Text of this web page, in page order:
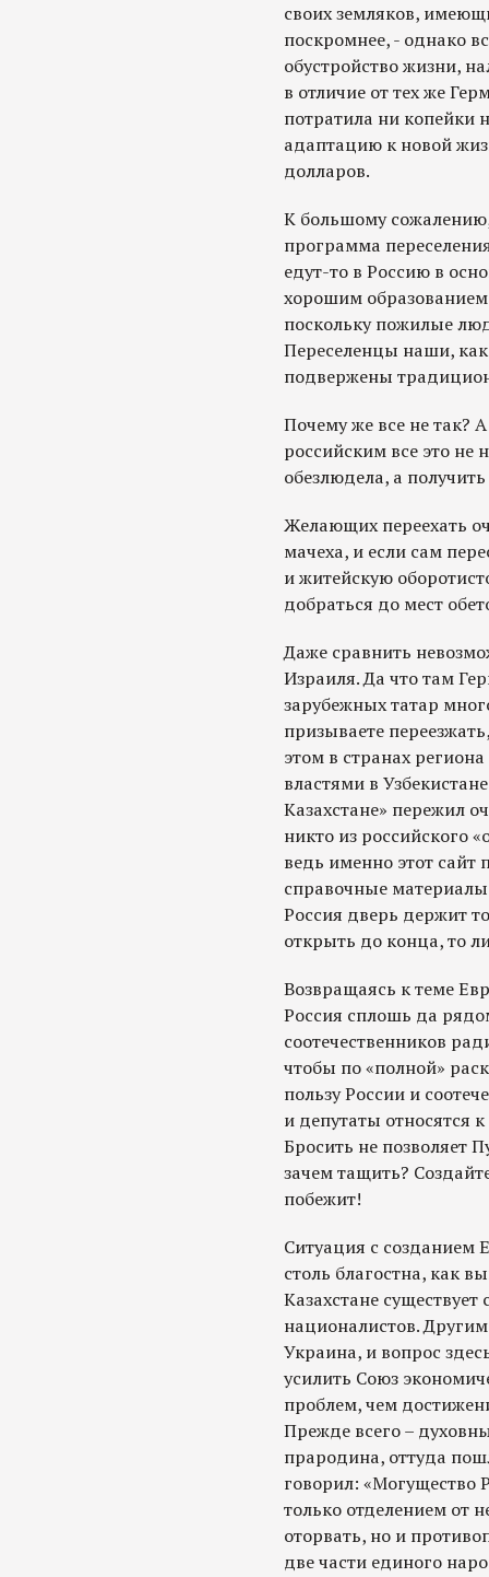
своих земляков,
поскромнее, - однако
обустройство жизни,
в отличие от тех же
потратила ни копейки
адаптацию к новой
долларов.
К большому
программа
едут-то в Россию в
хорошим
поскольку пожилые
Переселенцы наши,
подвержены
Почему же все не так?
российским все это не
обезлюдела, а
Желающих переехать
мачеха, и если сам
и житейскую
добраться до мест
Даже сравнить
Израиля. Да что там
зарубежных татар
призываете
этом в странах
властями в
Казахстане» пережил
никто из российского
ведь именно этот сайт
справочные
Россия дверь держит
открыть до конца, то
Возвращаясь к теме
Россия сплошь да
соотечественников
чтобы по «полной»
пользу России и
и депутаты относятся
Бросить не позволяет
зачем тащить?
побежит!
Ситуация с созданием
столь благостна, как
Казахстане
националистов.
Украина, и вопрос
усилить Союз
проблем, чем
Прежде всего –
прародина, оттуда
говорил: «Могущество
только отделением от
оторвать, но и
две части единого